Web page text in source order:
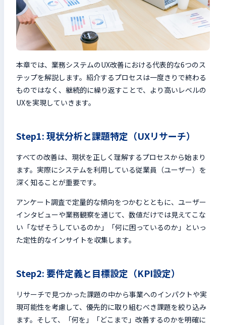
本章では、業務システムのUX改善における代表的な6つのス
テップを解説します。紹介するプロセスは一度きりで終わる
ものではなく、継続的に繰り返すことで、より高いレベルの
UXを実現していきます。
Step1: 現状分析と課題特定（UXリサーチ）
すべての改善は、現状を正しく理解するプロセスから始まり
ます。実際にシステムを利用している従業員（ユーザー）を
深く知ることが重要です。
アンケート調査で定量的な傾向をつかむとともに、ユーザー
インタビューや業務観察を通じて、数値だけでは見えてこな
い「なぜそうしているのか」「何に困っているのか」といっ
た定性的なインサイトを収集します。
Step2: 要件定義と目標設定（KPI設定）
リサーチで見つかった課題の中から事業へのインパクトや実
現可能性を考慮して、優先的に取り組むべき課題を絞り込み
ます。そして、「何を」「どこまで」改善するのかを明確に